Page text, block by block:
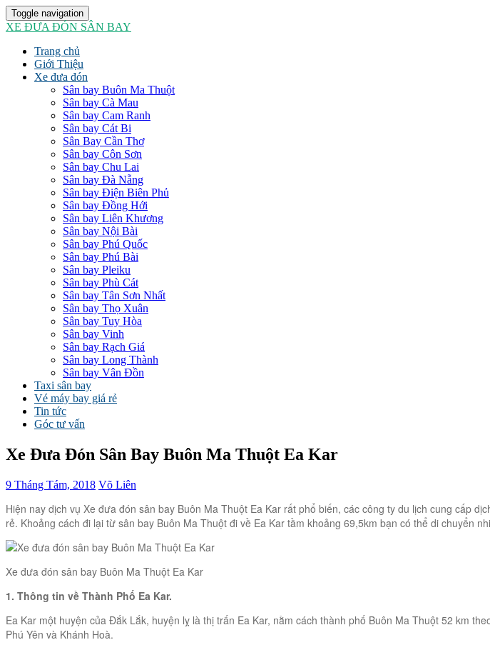
Toggle navigation
XE ĐƯA ĐÓN SÂN BAY
Trang chủ
Giới Thiệu
Xe đưa đón
Sân bay Buôn Ma Thuột
Sân bay Cà Mau
Sân bay Cam Ranh
Sân bay Cát Bi
Sân Bay Cần Thơ
Sân bay Côn Sơn
Sân bay Chu Lai
Sân bay Đà Nẵng
Sân bay Điện Biên Phủ
Sân bay Đồng Hới
Sân bay Liên Khương
Sân bay Nội Bài
Sân bay Phú Quốc
Sân bay Phú Bài
Sân bay Pleiku
Sân bay Phù Cát
Sân bay Tân Sơn Nhất
Sân bay Thọ Xuân
Sân bay Tuy Hòa
Sân bay Vinh
Sân bay Rạch Giá
Sân bay Long Thành
Sân bay Vân Đồn
Taxi sân bay
Vé máy bay giá rẻ
Tin tức
Góc tư vấn
Xe Đưa Đón Sân Bay Buôn Ma Thuột Ea Kar
9 Tháng Tám, 2018 Võ Liên
Hiện nay dịch vụ Xe đưa đón sân bay Buôn Ma Thuột Ea Kar rất phổ biến, các công ty du lịch cung cấp
rẻ. Khoảng cách đi lại từ sân bay Buôn Ma Thuột đi về Ea Kar tầm khoảng 69,5km bạn có thể di chuyển
Xe đưa đón sân bay Buôn Ma Thuột Ea Kar
1. Thông tin về Thành Phố Ea Kar.
Ea Kar một huyện của Đắk Lắk, huyện lỵ là thị trấn Ea Kar, nằm cách thành phố Buôn Ma Thuột 52 km
Phú Yên và Khánh Hoà.